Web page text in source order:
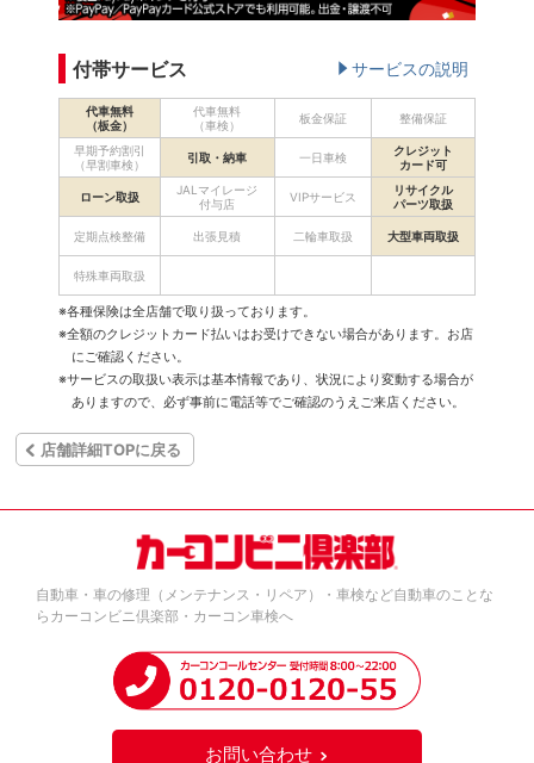
付帯サービス サービスの説明
代車無料
（板金）
代車無料
（車検）
板金保証 整備保証
早期予約割引
（早割車検）
引取・納車 一日車検
クレジット
カード可
ローン取扱
JALマイレージ
付与店
VIPサービス
リサイクル
パーツ取扱
定期点検整備 出張見積 二輪車取扱 大型車両取扱
特殊車両取扱
※各種保険は全店舗で取り扱っております。
※全額のクレジットカード払いはお受けできない場合があります。お店
にご確認ください。
※サービスの取扱い表示は基本情報であり、状況により変動する場合が
ありますので、必ず事前に電話等でご確認のうえご来店ください。
店舗詳細TOPに戻る
自動車・車の修理（メンテナンス・リペア）・車検など自動車のことな
らカーコンビニ倶楽部・カーコン車検へ
お問い合わせ